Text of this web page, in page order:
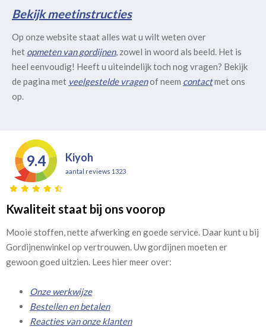
Bekijk meetinstructies
Op onze website staat alles wat u wilt weten over
het opmeten van gordijnen, zowel in woord als beeld. Het is
heel eenvoudig! Heeft u uiteindelijk toch nog vragen? Bekijk
de pagina met veelgestelde vragenof neem contactmet ons
op.
9.4 Kiyoh
aantal reviews 1323
Kwaliteit staat bij ons voorop
Mooie stoffen, nette afwerking en goede service. Daar kunt u bij
Gordijnenwinkel op vertrouwen. Uw gordijnen moeten er
gewoon goed uitzien. Lees hier meer over:
Onze werkwijze
Bestellen en betalen
Reacties van onze klanten